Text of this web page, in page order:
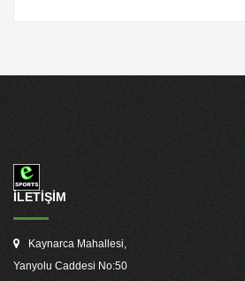
İLETİŞİM
Kaynarca Mahallesi,
Yanyolu Caddesi No:50